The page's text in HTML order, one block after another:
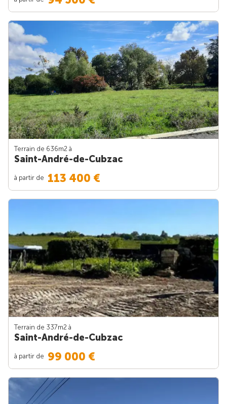
Terrain de 636m2 à
Saint-André-de-Cubzac
à partir de 113 400 €
Terrain de 337m2 à
Saint-André-de-Cubzac
à partir de 99 000 €